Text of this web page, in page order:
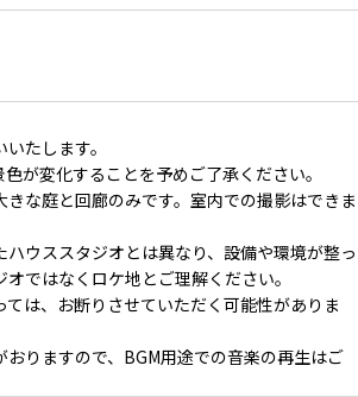
たします。
が変化することを予めご了承ください。
な庭と回廊のみです。室内での撮影はできま
ウススタジオとは異なり、設備や環境が整っ
ではなくロケ地とご理解ください。
は、お断りさせていただく可能性がありま
りますので、BGM用途での音楽の再生はご